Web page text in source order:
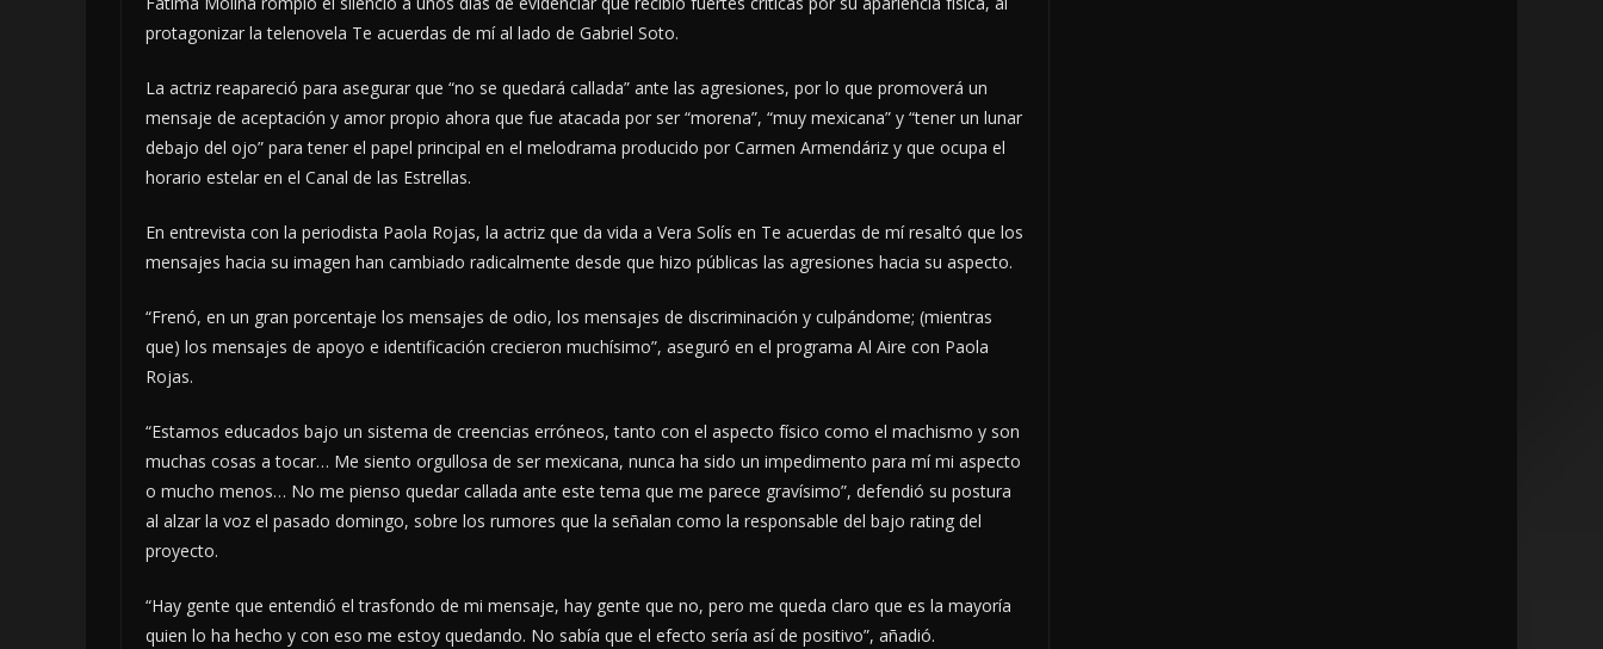
protagonizar la telenovela Te acuerdas de mí al lado de Gabriel Soto.
La actriz reapareció para asegurar que “no se quedará callada” ante las agresiones, por lo que promoverá un
mensaje de aceptación y amor propio ahora que fue atacada por ser “morena”, “muy mexicana” y “tener un lunar
debajo del ojo” para tener el papel principal en el melodrama producido por Carmen Armendáriz y que ocupa el
horario estelar en el Canal de las Estrellas.
En entrevista con la periodista Paola Rojas, la actriz que da vida a Vera Solís en Te acuerdas de mí resaltó que los
mensajes hacia su imagen han cambiado radicalmente desde que hizo públicas las agresiones hacia su aspecto.
“Frenó, en un gran porcentaje los mensajes de odio, los mensajes de discriminación y culpándome; (mientras
que) los mensajes de apoyo e identificación crecieron muchísimo”, aseguró en el programa Al Aire con Paola
Rojas.
“Estamos educados bajo un sistema de creencias erróneos, tanto con el aspecto físico como el machismo y son
muchas cosas a tocar… Me siento orgullosa de ser mexicana, nunca ha sido un impedimento para mí mi aspecto
o mucho menos… No me pienso quedar callada ante este tema que me parece gravísimo”, defendió su postura
al alzar la voz el pasado domingo, sobre los rumores que la señalan como la responsable del bajo rating del
proyecto.
“Hay gente que entendió el trasfondo de mi mensaje, hay gente que no, pero me queda claro que es la mayoría
quien lo ha hecho y con eso me estoy quedando. No sabía que el efecto sería así de positivo”, añadió.